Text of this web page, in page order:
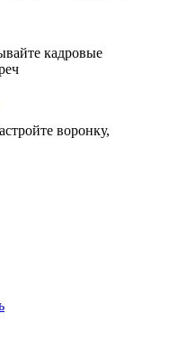
кадровые
воронку,